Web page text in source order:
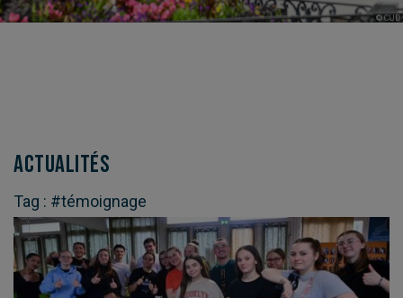
© CUD
Actualités
Tag : #témoignage